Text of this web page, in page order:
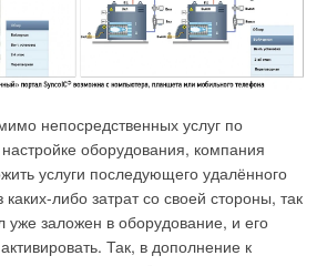
непосредственных услуг по
оборудования, компания
услуги последующего удалённого
либо затрат со своей стороны, так
уже заложен в оборудование, и его
Так, в дополнение к